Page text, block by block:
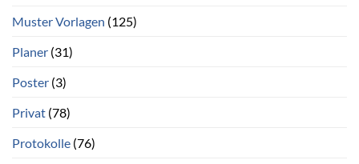
Muster Vorlagen (125)
Planer (31)
Poster (3)
Privat (78)
Protokolle (76)